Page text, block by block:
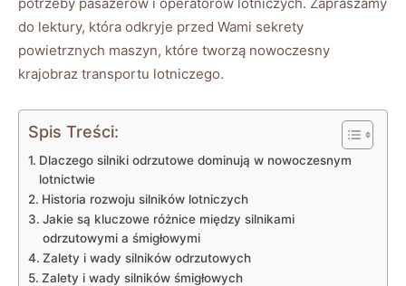
do lektury, ‍która odkryje przed Wami sekrety
powietrznych maszyn, które tworzą nowoczesny‍
krajobraz transportu lotniczego.
Spis Treści:
Dlaczego silniki⁣ odrzutowe ⁢dominują ⁢w nowoczesnym ​
lotnictwie
Historia rozwoju silników lotniczych
Jakie są kluczowe różnice między silnikami
odrzutowymi a⁣ śmigłowymi
Zalety i wady silników ⁢odrzutowych
Zalety⁢ i wady silników​ śmigłowych